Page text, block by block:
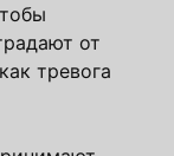
от
тревога